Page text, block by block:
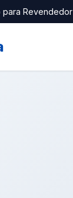
Revendedor